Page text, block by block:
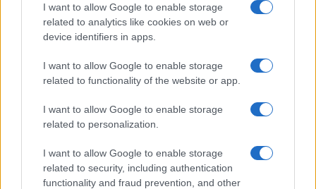
I want to allow Google to enable storage
related to analytics like cookies on web or
device identifiers in apps.
I want to allow Google to enable storage
related to functionality of the website or app.
I want to allow Google to enable storage
related to personalization.
I want to allow Google to enable storage
related to security, including authentication
functionality and fraud prevention, and other
Pistoia Basket 2000 annuncia la partnership con
L’Arte dello Sport per la stagione 2026/27